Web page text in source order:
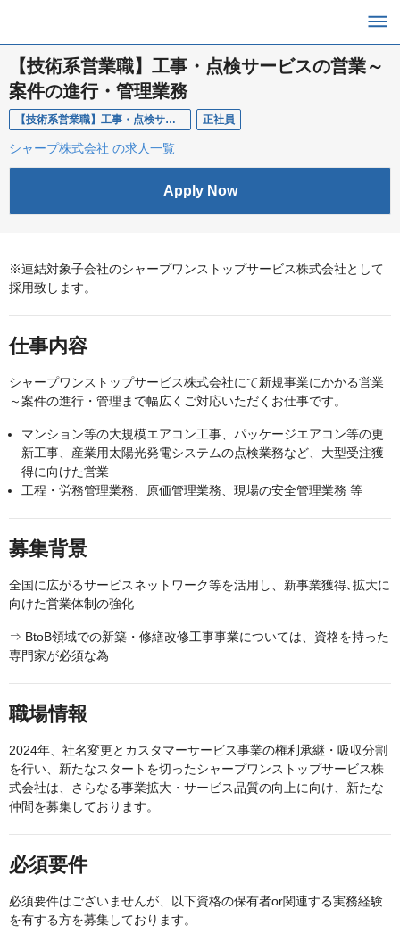
【技術系営業職】工事・点検サービスの営業～
案件の進行・管理業務
【技術系営業職】工事・点検サービスの営業～案件の進行・管理業務 正社員
シャープ株式会社 の求人一覧
Apply Now
※連結対象子会社のシャープワンストップサービス株式会社として
採用致します。
仕事内容
シャープワンストップサービス株式会社にて新規事業にかかる営業
～案件の進行・管理まで幅広くご対応いただくお仕事です。
マンション等の大規模エアコン工事、パッケージエアコン等の更
新工事、産業用太陽光発電システムの点検業務など、大型受注獲
得に向けた営業
工程・労務管理業務、原価管理業務、現場の安全管理業務 等
募集背景
全国に広がるサービスネットワーク等を活用し、新事業獲得､拡大に
向けた営業体制の強化
⇒ BtoB領域での新築・修繕改修工事事業については、資格を持った
専門家が必須な為
職場情報
2024年、社名変更とカスタマーサービス事業の権利承継・吸収分割
を行い、新たなスタートを切ったシャープワンストップサービス株
式会社は、さらなる事業拡大・サービス品質の向上に向け、新たな
仲間を募集しております。
必須要件
必須要件はございませんが、以下資格の保有者or関連する実務経験
を有する方を募集しております。